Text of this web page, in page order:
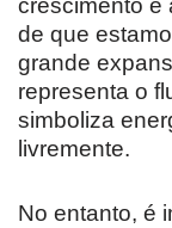
crescimento e
de que
grande
representa o
simboliza
livremente.
No entanto, é